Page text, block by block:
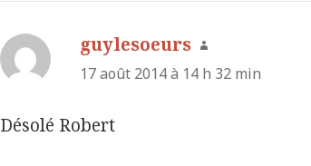
guylesoeurs dit :
17 août 2014 à 14 h 32 min
Désolé Robert